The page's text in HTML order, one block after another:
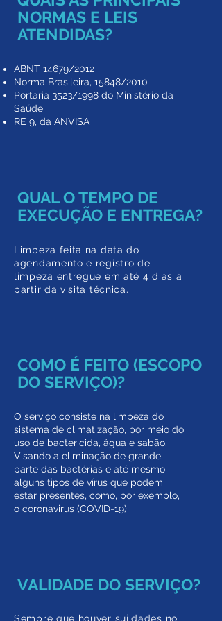
NORMAS E LEIS
ATENDIDAS?
ABNT 14679/2012
Norma Brasileira, 15848/2010
Portaria 3523/1998 do Ministério da
Saúde
​RE 9, da ANVISA
QUAL O TEMPO DE
EXECUÇÃO E ENTREGA?
Limpeza feita na data do
agendamento e registro de
limpeza entregue em até 4 dias a
partir da visita técnica.
COMO É FEITO (ESCOPO
DO SERVIÇO)?
O serviço consiste na limpeza do
sistema de climatização, por meio do
uso de bactericida, água e sabão.
Visando a eliminação de grande
parte das bactérias e até mesmo
alguns tipos de vírus que podem
estar presentes, como, por exemplo,
o coronavirus (COVID-19)
VALIDADE DO SERVIÇO?
Sempre que houver sujidades no